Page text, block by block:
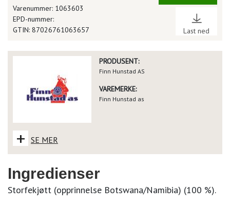
Last ned
Varenummer: 1063603
EPD-nummer:
GTIN: 87026761063657
PRODUSENT:
Finn Hunstad AS
VAREMERKE:
Finn Hunstad as
+ SE MER
Ingredienser
Storfekjøtt (opprinnelse Botswana/Namibia) (100 %).